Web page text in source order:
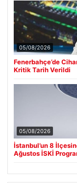
05/08/2026
Fenerbahçe’de
Kritik Tarih Verildi
05/08/2026
İstanbul’un 8
Ağustos İSKİ